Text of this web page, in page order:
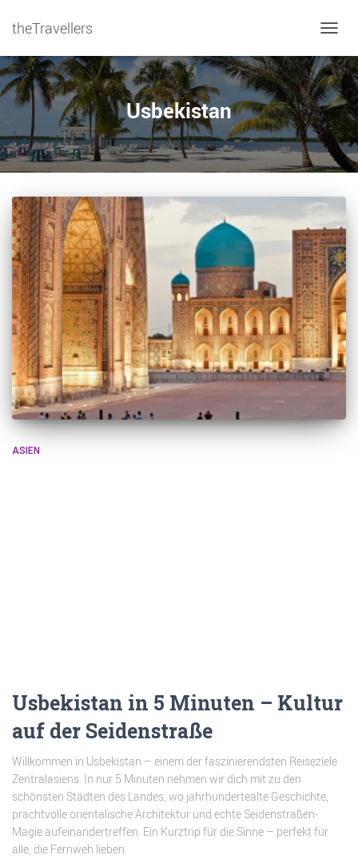
theTravellers
Usbekistan
ASIEN
Usbekistan in 5 Minuten – Kultur
auf der Seidenstraße
Willkommen in Usbekistan – einem der faszinierendsten Reiseziele
Zentralasiens. In nur 5 Minuten nehmen wir dich mit zu den
schönsten Städten des Landes, wo jahrhundertealte Geschichte,
prachtvolle orientalische Architektur und echte Seidenstraßen-
Magie aufeinandertreffen. Ein Kurztrip für die Sinne – perfekt für
alle, die Fernweh lieben.